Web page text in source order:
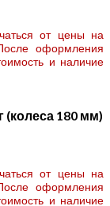
от цены на
оформления
и наличие
(колеса 180 мм)
от цены на
оформления
и наличие